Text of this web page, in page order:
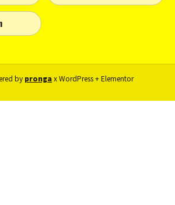
by prongax WordPress + Elementor